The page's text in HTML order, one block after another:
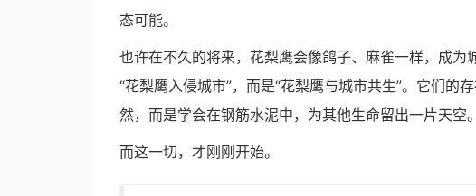
态可能。
也许在不久的将来，花梨鹰会像鸽子、麻雀一样，成
“花梨鹰入侵城市”，而是“花梨鹰与城市共生”。它们
然，而是学会在钢筋水泥中，为其他生命留出一片天空。
而这一切，才刚刚开始。